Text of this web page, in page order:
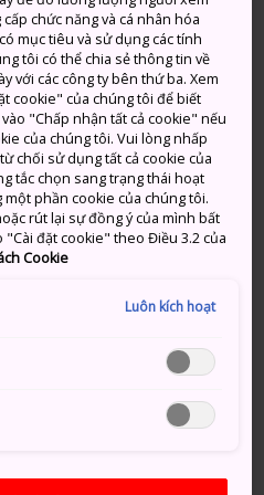
nếu bạn đang đi du
với Kyoto thì hãy
Yunoyama. Đây là một địa
thiên nhiên hữu tình và
đường mòn và phong
chuyển
chức năng và cá nhân hóa
mục tiêu và sử dụng các tính
tôi có thể chia sẻ thông tin về
với các công ty bên thứ ba. Xem
cookie" của chúng tôi để biết
"Chấp nhận tất cả cookie" nếu
của chúng tôi. Vui lòng nhấp
chối sử dụng tất cả cookie của
tắc chọn sang trạng thái hoạt
phần cookie của chúng tôi.
rút lại sự đồng ý của mình bất
"Cài đặt cookie" theo Điều 3.2 của
Cookie
Luôn kích hoạt